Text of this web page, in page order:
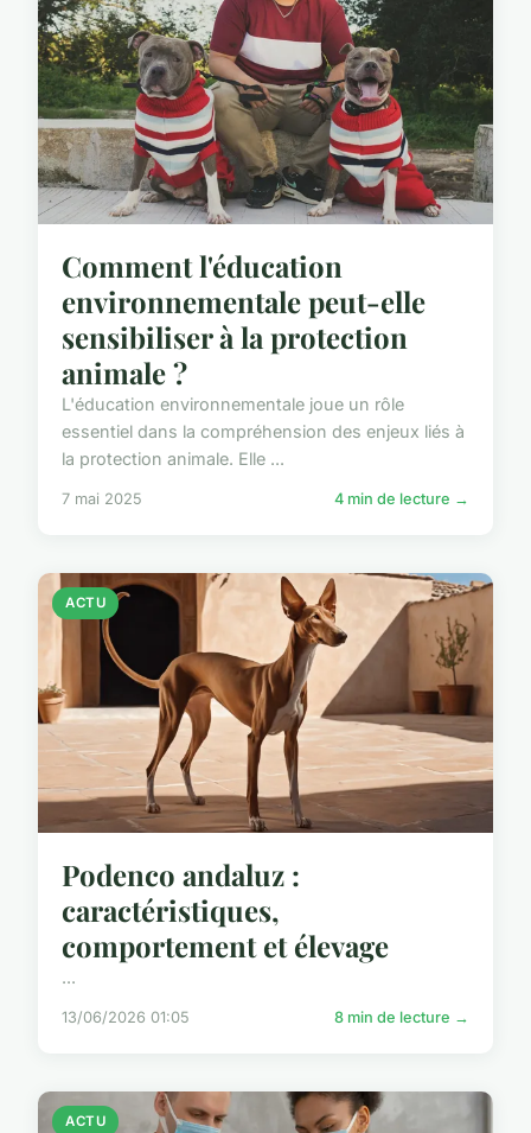
Comment l'éducation
environnementale peut-elle
sensibiliser à la protection
animale ?
L'éducation environnementale joue un rôle
essentiel dans la compréhension des enjeux liés à
la protection animale. Elle ...
7 mai 2025 4 min de lecture →
ACTU
Podenco andaluz :
caractéristiques,
comportement et élevage
...
13/06/2026 01:05 8 min de lecture →
ACTU